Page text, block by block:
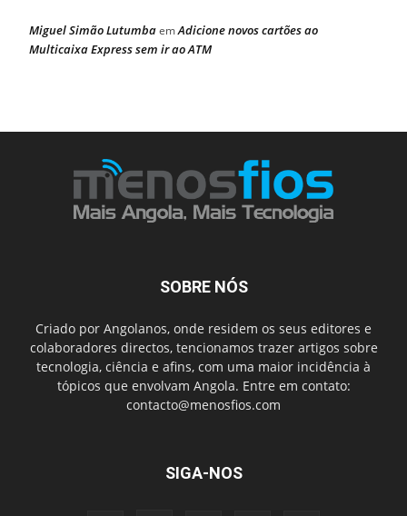
Miguel Simão LutumbaemAdicione novos cartões ao
Multicaixa Express sem ir ao ATM
SOBRE NÓS
Criado por Angolanos, onde residem os seus editores e
colaboradores directos, tencionamos trazer artigos sobre
tecnologia, ciência e afins, com uma maior incidência à
tópicos que envolvam Angola. Entre em contato:
contacto@menosfios.com
SIGA-NOS